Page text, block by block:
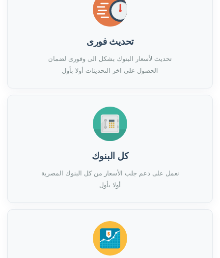
تحديث فورى
تحديث لأسعار البنوك بشكل الى وفورى لضمان
الحصول على اخر التحديثات أولا بأول
كل البنوك
نعمل على دعم جلب الأسعار من كل البنوك المصرية
أولا بأول